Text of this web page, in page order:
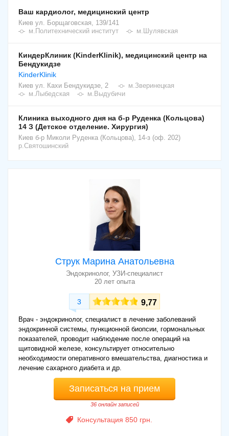
Ваш кардиолог, медицинский центр
Киев ул. Борщаговская, 139/141
м.Политехнический институт
м.Шулявская
КиндерКлиник (KinderKlinik), медицинский центр на
Бендукидзе
KinderKlinik
Киев ул. Кахи Бендукидзе, 2
м.Зверинецкая
м.Лыбедская
м.Выдубичи
Клиника выходного дня на б-р Руденка (Кольцова)
14 З (Детское отделение. Хирургия)
Киев б-р Миколи Руденка (Кольцова), 14-з (оф. 202)
р.Святошинский
Струк Марина Анатольевна
Эндокринолог, УЗИ-специалист
20 лет опыта
3 9,77
Врач - эндокринолог, специалист в лечение заболеваний
эндокринной системы, пункционной биопсии, гормональных
показателей, проводит наблюдение после операций на
щитовидной железе, консультирует относительно
необходимости оперативного вмешательства, диагностика и
лечение сахарного диабета и др.
Записаться на прием
36 онлайн записей
Консультация 850 грн.